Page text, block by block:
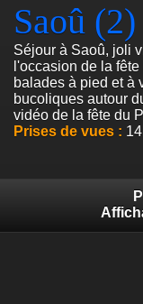
Saoû (2)
Séjour à Saoû, joli
l'occasion de la
balades à pied et à
bucoliques autour
vidéo de la fête du
Prises de vues :